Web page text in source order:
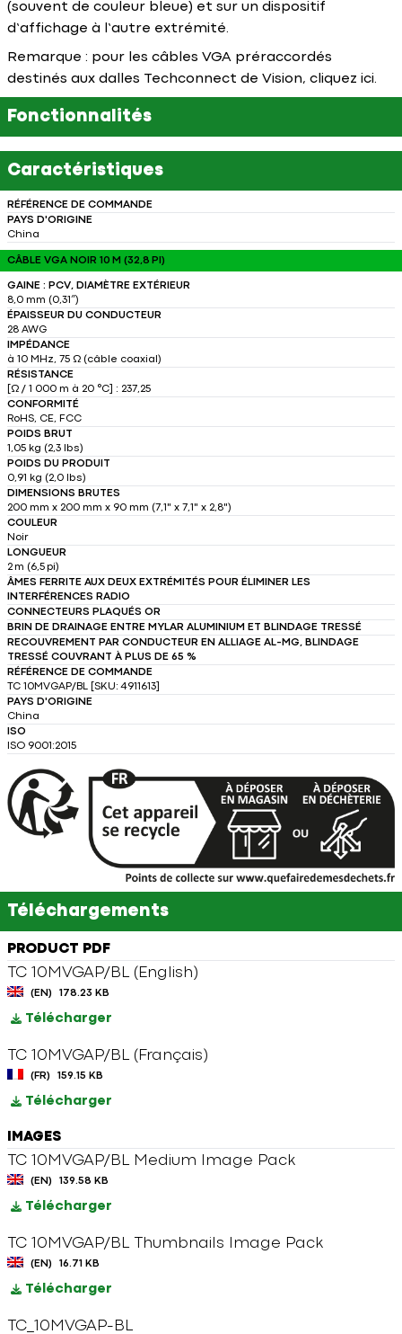
(souvent de couleur bleue) et sur un dispositif
d’affichage à l’autre extrémité.
Remarque : pour les câbles VGA préraccordés
destinés aux dalles Techconnect de Vision, cliquez ici.
Fonctionnalités
Caractéristiques
RÉFÉRENCE DE COMMANDE
PAYS D'ORIGINE
China
CÂBLE VGA NOIR 10 M (32,8 PI)
GAINE : PCV, DIAMÈTRE EXTÉRIEUR
8,0 mm (0,31″)
ÉPAISSEUR DU CONDUCTEUR
28 AWG
IMPÉDANCE
à 10 MHz, 75 Ω (câble coaxial)
RÉSISTANCE
[Ω / 1 000 m à 20 °C] : 237,25
CONFORMITÉ
RoHS, CE, FCC
POIDS BRUT
1,05 kg (2,3 lbs)
POIDS DU PRODUIT
0,91 kg (2,0 lbs)
DIMENSIONS BRUTES
200 mm x 200 mm x 90 mm (7,1" x 7,1" x 2,8")
COULEUR
Noir
LONGUEUR
2 m (6,5 pi)
ÂMES FERRITE AUX DEUX EXTRÉMITÉS POUR ÉLIMINER LES
INTERFÉRENCES RADIO
CONNECTEURS PLAQUÉS OR
BRIN DE DRAINAGE ENTRE MYLAR ALUMINIUM ET BLINDAGE TRESSÉ
RECOUVREMENT PAR CONDUCTEUR EN ALLIAGE AL-MG, BLINDAGE
TRESSÉ COUVRANT À PLUS DE 65 %
RÉFÉRENCE DE COMMANDE
TC 10MVGAP/BL [SKU: 4911613]
PAYS D'ORIGINE
China
ISO
ISO 9001:2015
Téléchargements
PRODUCT PDF
TC 10MVGAP/BL (English)
(EN) 178.23 KB
Télécharger
TC 10MVGAP/BL (Français)
(FR) 159.15 KB
Télécharger
IMAGES
TC 10MVGAP/BL Medium Image Pack
(EN) 139.58 KB
Télécharger
TC 10MVGAP/BL Thumbnails Image Pack
(EN) 16.71 KB
Télécharger
TC_10MVGAP-BL